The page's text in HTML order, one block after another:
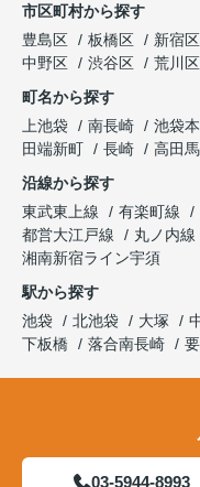
市区町村から探す
豊島区
板橋区 新宿区
中野区
渋谷区
荒川区
町名から探す
上池袋
南長崎 池袋
田端新町
長崎
高田
沿線から探す
東武東上線
有楽町線
都営大江戸線
丸ノ内線
湘南新宿ライン宇須
駅から探す
池袋
北池袋 大塚
下板橋
落合南長崎
03-5944-8993